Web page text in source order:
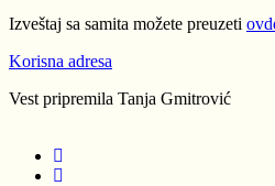
Izveštaj sa samita možete preuzeti
Korisna adresa
Vest pripremila Tanja Gmitrović